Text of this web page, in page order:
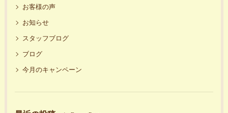
お客様の声
お知らせ
スタッフブログ
ブログ
今月のキャンペーン